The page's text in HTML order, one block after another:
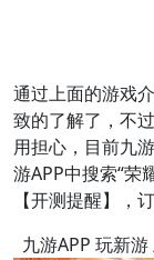
通过上面的游戏
致的了解了，不
用担心，目前九
游APP中搜索“荣
【开测提醒】，
九游APP 玩新